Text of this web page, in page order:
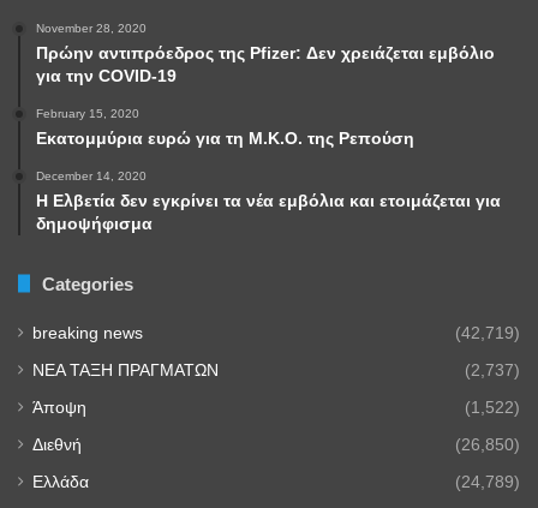
November 28, 2020
Πρώην αντιπρόεδρος της Pfizer: Δεν χρειάζεται εμβόλιο
για την COVID-19
February 15, 2020
Εκατομμύρια ευρώ για τη Μ.Κ.Ο. της Ρεπούση
December 14, 2020
Η Ελβετία δεν εγκρίνει τα νέα εμβόλια και ετοιμάζεται για
δημοψήφισμα
Categories
breaking news (42,719)
NEA TAΞΗ ΠΡΑΓΜΑΤΩΝ (2,737)
Άποψη (1,522)
Διεθνή (26,850)
Ελλάδα (24,789)